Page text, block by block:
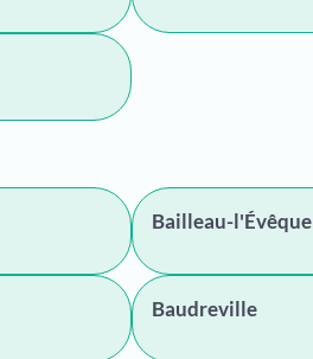
Bailleau-l'Évêque
Baudreville